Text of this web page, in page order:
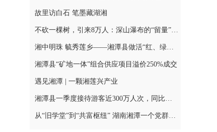
故里访白石 笔墨藏湖湘
不砍一棵树，引来8万人：深山瀑布的“留量”之道
湘中明珠 毓秀莲乡——湘潭县做活“红、绿、古、特”文旅融合文章
湘潭县“矿地一体”组合供应项目溢价250%成交
遇见湘潭 | 一颗湘莲兴产业
湘潭县一季度接待游客近300万人次，同比增长16.41%
从“旧学堂”到“共富枢纽” 湖南湘潭一个党群服务中心的“云端”转型